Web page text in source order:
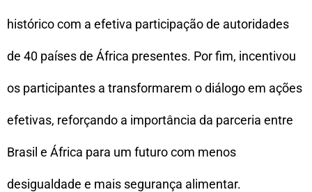
histórico com a efetiva participação de autoridades
de 40 países de África presentes. Por fim, incentivou
os participantes a transformarem o diálogo em ações
efetivas, reforçando a importância da parceria entre
Brasil e África para um futuro com menos
desigualdade e mais segurança alimentar.